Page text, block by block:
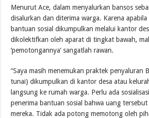
Menurut Ace, dalam menyalurkan bansos
disalurkan dan diterima warga. Karena apabila
bantuan sosial dikumpulkan melalui kantor
dikolektifkan oleh aparat di tingkat bawah,
‘pemotongannya’ sangatlah rawan.
“Saya masih menemukan praktek penyaluran
tunai) dikumpulkan di kantor desa atau
langsung ke rumah warga. Perlu ada
penerima bantuan sosial bahwa uang
mereka. Tidak ada potong memotong oleh